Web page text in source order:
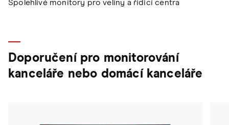
Spolehlivé monitory pro velíny a řídicí centra
Doporučení pro monitorování
kanceláře nebo domácí kanceláře